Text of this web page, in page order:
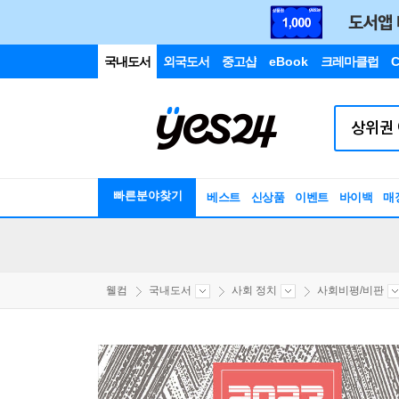
국내도서 외국도서 중고샵 eBook 크레마클럽
빠른분야찾기 베스트 신상품 이벤트 바이백 매
웰컴 국내도서 사회 정치 사회비평/비판